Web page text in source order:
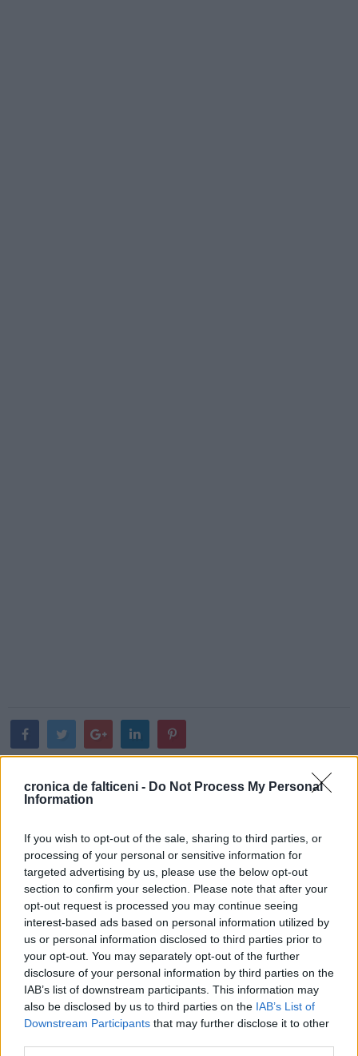
cronica de falticeni - Do Not Process My Personal
Information
If you wish to opt-out of the sale, sharing to third parties, or
processing of your personal or sensitive information for
targeted advertising by us, please use the below opt-out
section to confirm your selection. Please note that after your
opt-out request is processed you may continue seeing
interest-based ads based on personal information utilized by
us or personal information disclosed to third parties prior to
your opt-out. You may separately opt-out of the further
disclosure of your personal information by third parties on the
IAB’s list of downstream participants. This information may
also be disclosed by us to third parties on the IAB’s List of
Downstream Participants that may further disclose it to other
NEXT ARTICLE
Jandarmeria Suceava face recrutări pentru Academia
Pompierii din Fălticeni şi Suceava au căutat timp de
patru ore trupul unui bărbat în apele râului Moldova
Andrei APOSTOL